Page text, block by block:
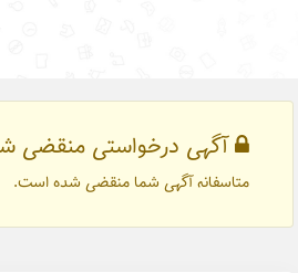
آگهی درخواستی منقضی
متاسفانه آگهی شما منقضی شده است.